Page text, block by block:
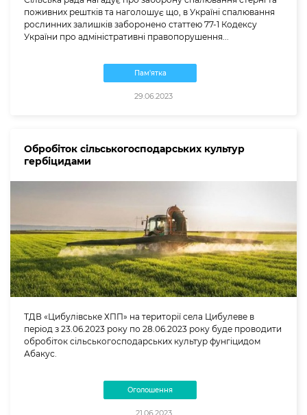
поживних рештків та наголошує що, в Україні спалювання
рослинних залишків заборонено статтею 77-1 Кодексу
України про адміністративні правопорушення...
Пам'ятка
29.06.2023
Обробіток сільськогосподарських культур
гербіцидами
ТДВ «Цибулівське ХПП» на території села Цибулеве в
період з 23.06.2023 року по 28.06.2023 року буде проводити
обробіток сільськогосподарських культур фунгіцидом
Абакус.
Оголошення